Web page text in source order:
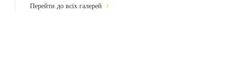
Перейти до всіх галерей